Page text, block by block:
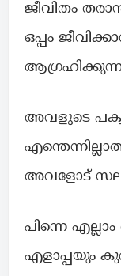
ജീവിതം
ഒപ്പം
അവളുടെ
അവളോട്‌
പിന്നെ
എളാപ്പയും